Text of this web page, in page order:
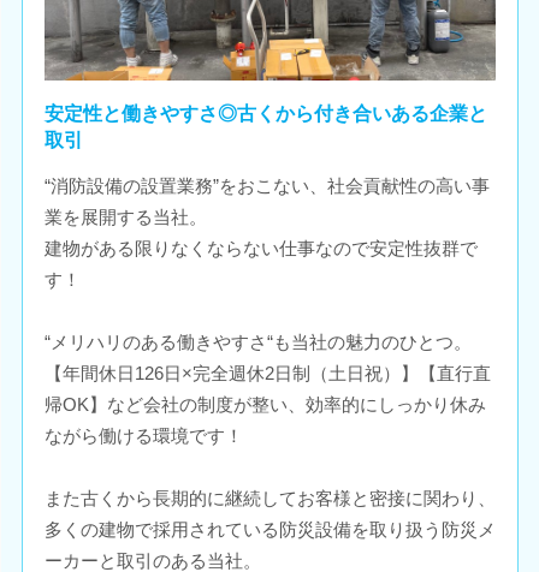
安定性と働きやすさ◎古くから付き合いある企業と
取引
“消防設備の設置業務”をおこない、社会貢献性の高い事
業を展開する当社。
建物がある限りなくならない仕事なので安定性抜群で
す！
“メリハリのある働きやすさ“も当社の魅力のひとつ。
【年間休日126日×完全週休2日制（土日祝）】【直行直
帰OK】など会社の制度が整い、効率的にしっかり休み
ながら働ける環境です！
また古くから長期的に継続してお客様と密接に関わり、
多くの建物で採用されている防災設備を取り扱う防災メ
ーカーと取引のある当社。